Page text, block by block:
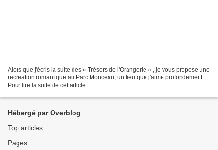
Alors que j'écris la suite des « Trésors de l'Orangerie » , je vous propose une
récréation romantique au Parc Monceau, un lieu que j'aime profondément.
Pour lire la suite de cet article :
Hébergé par Overblog
Top articles
Pages